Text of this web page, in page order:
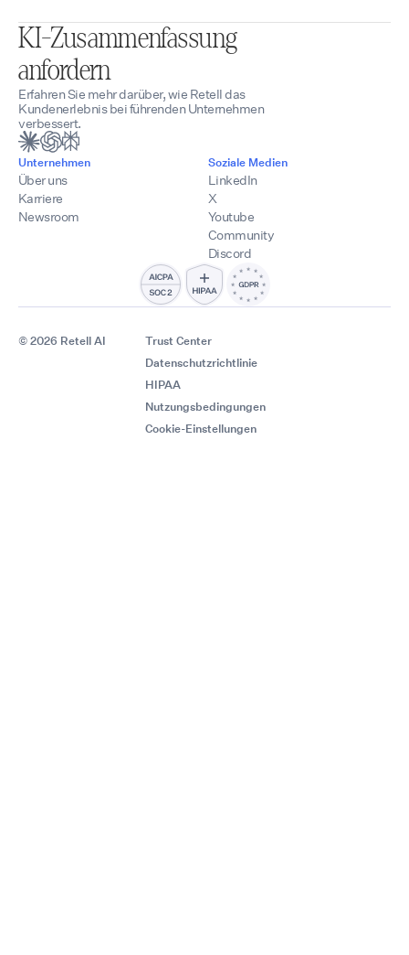
KI-Zusammenfassung
anfordern
Erfahren Sie mehr darüber, wie Retell das
Kundenerlebnis bei führenden Unternehmen
verbessert.
Unternehmen
Über uns
Karriere
Newsroom
Soziale Medien
LinkedIn
X
Youtube
Community
Discord
© 2026 Retell AI
Trust Center
Datenschutzrichtlinie
HIPAA
Nutzungsbedingungen
Cookie-Einstellungen